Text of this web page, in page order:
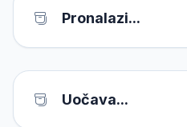
Pronalazi...
Uočava...